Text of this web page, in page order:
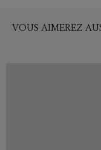
VOUS AIMEREZ